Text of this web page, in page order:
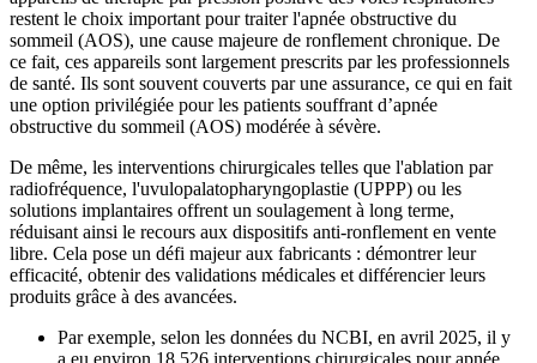
restent le choix important pour traiter l'apnée obstructive du
sommeil (AOS), une cause majeure de ronflement chronique. De
ce fait, ces appareils sont largement prescrits par les professionnels
de santé. Ils sont souvent couverts par une assurance, ce qui en fait
une option privilégiée pour les patients souffrant d’apnée
obstructive du sommeil (AOS) modérée à sévère.
De même, les interventions chirurgicales telles que l'ablation par
radiofréquence, l'uvulopalatopharyngoplastie (UPPP) ou les
solutions implantaires offrent un soulagement à long terme,
réduisant ainsi le recours aux dispositifs anti-ronflement en vente
libre. Cela pose un défi majeur aux fabricants : démontrer leur
efficacité, obtenir des validations médicales et différencier leurs
produits grâce à des avancées.
Par exemple, selon les données du NCBI, en avril 2025, il y
a eu environ 18 526 interventions chirurgicales pour apnée